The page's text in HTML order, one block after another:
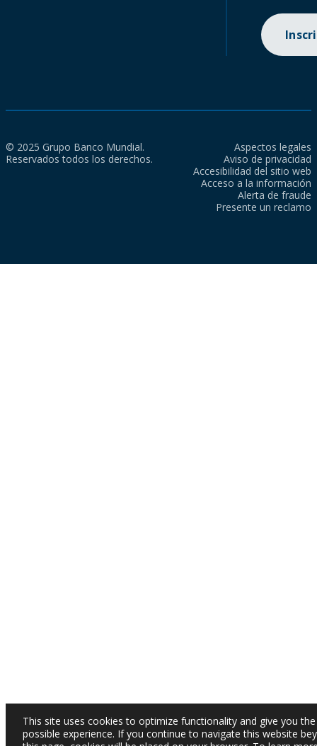
© 2025 Grupo Banco Mundial.
Reservados todos los derechos.
Aspectos legales
Aviso de privacidad
Accesibilidad del sitio web
Acceso a la información
Alerta de fraude
Presente un reclamo
This site uses cookies to optimize functionality and give you
possible experience. If you continue to navigate this website